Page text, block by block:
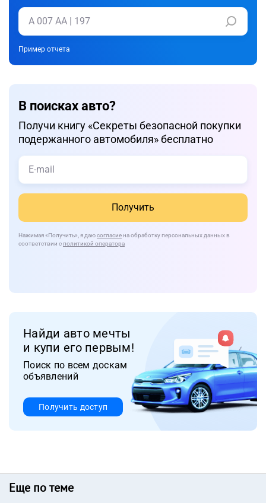
Пример отчета
В поисках авто?
Получи книгу «Cекреты безопасной покупки
подержанного автомобиля» бесплатно
Получить
Нажимая «Получить» , я даюсогласиена обработку персональных данных в
соответствии сполитикой оператора
Найди авто мечты
и купи его первым!
Поиск по всем доскам
объявлений
Получить доступ
Еще по теме